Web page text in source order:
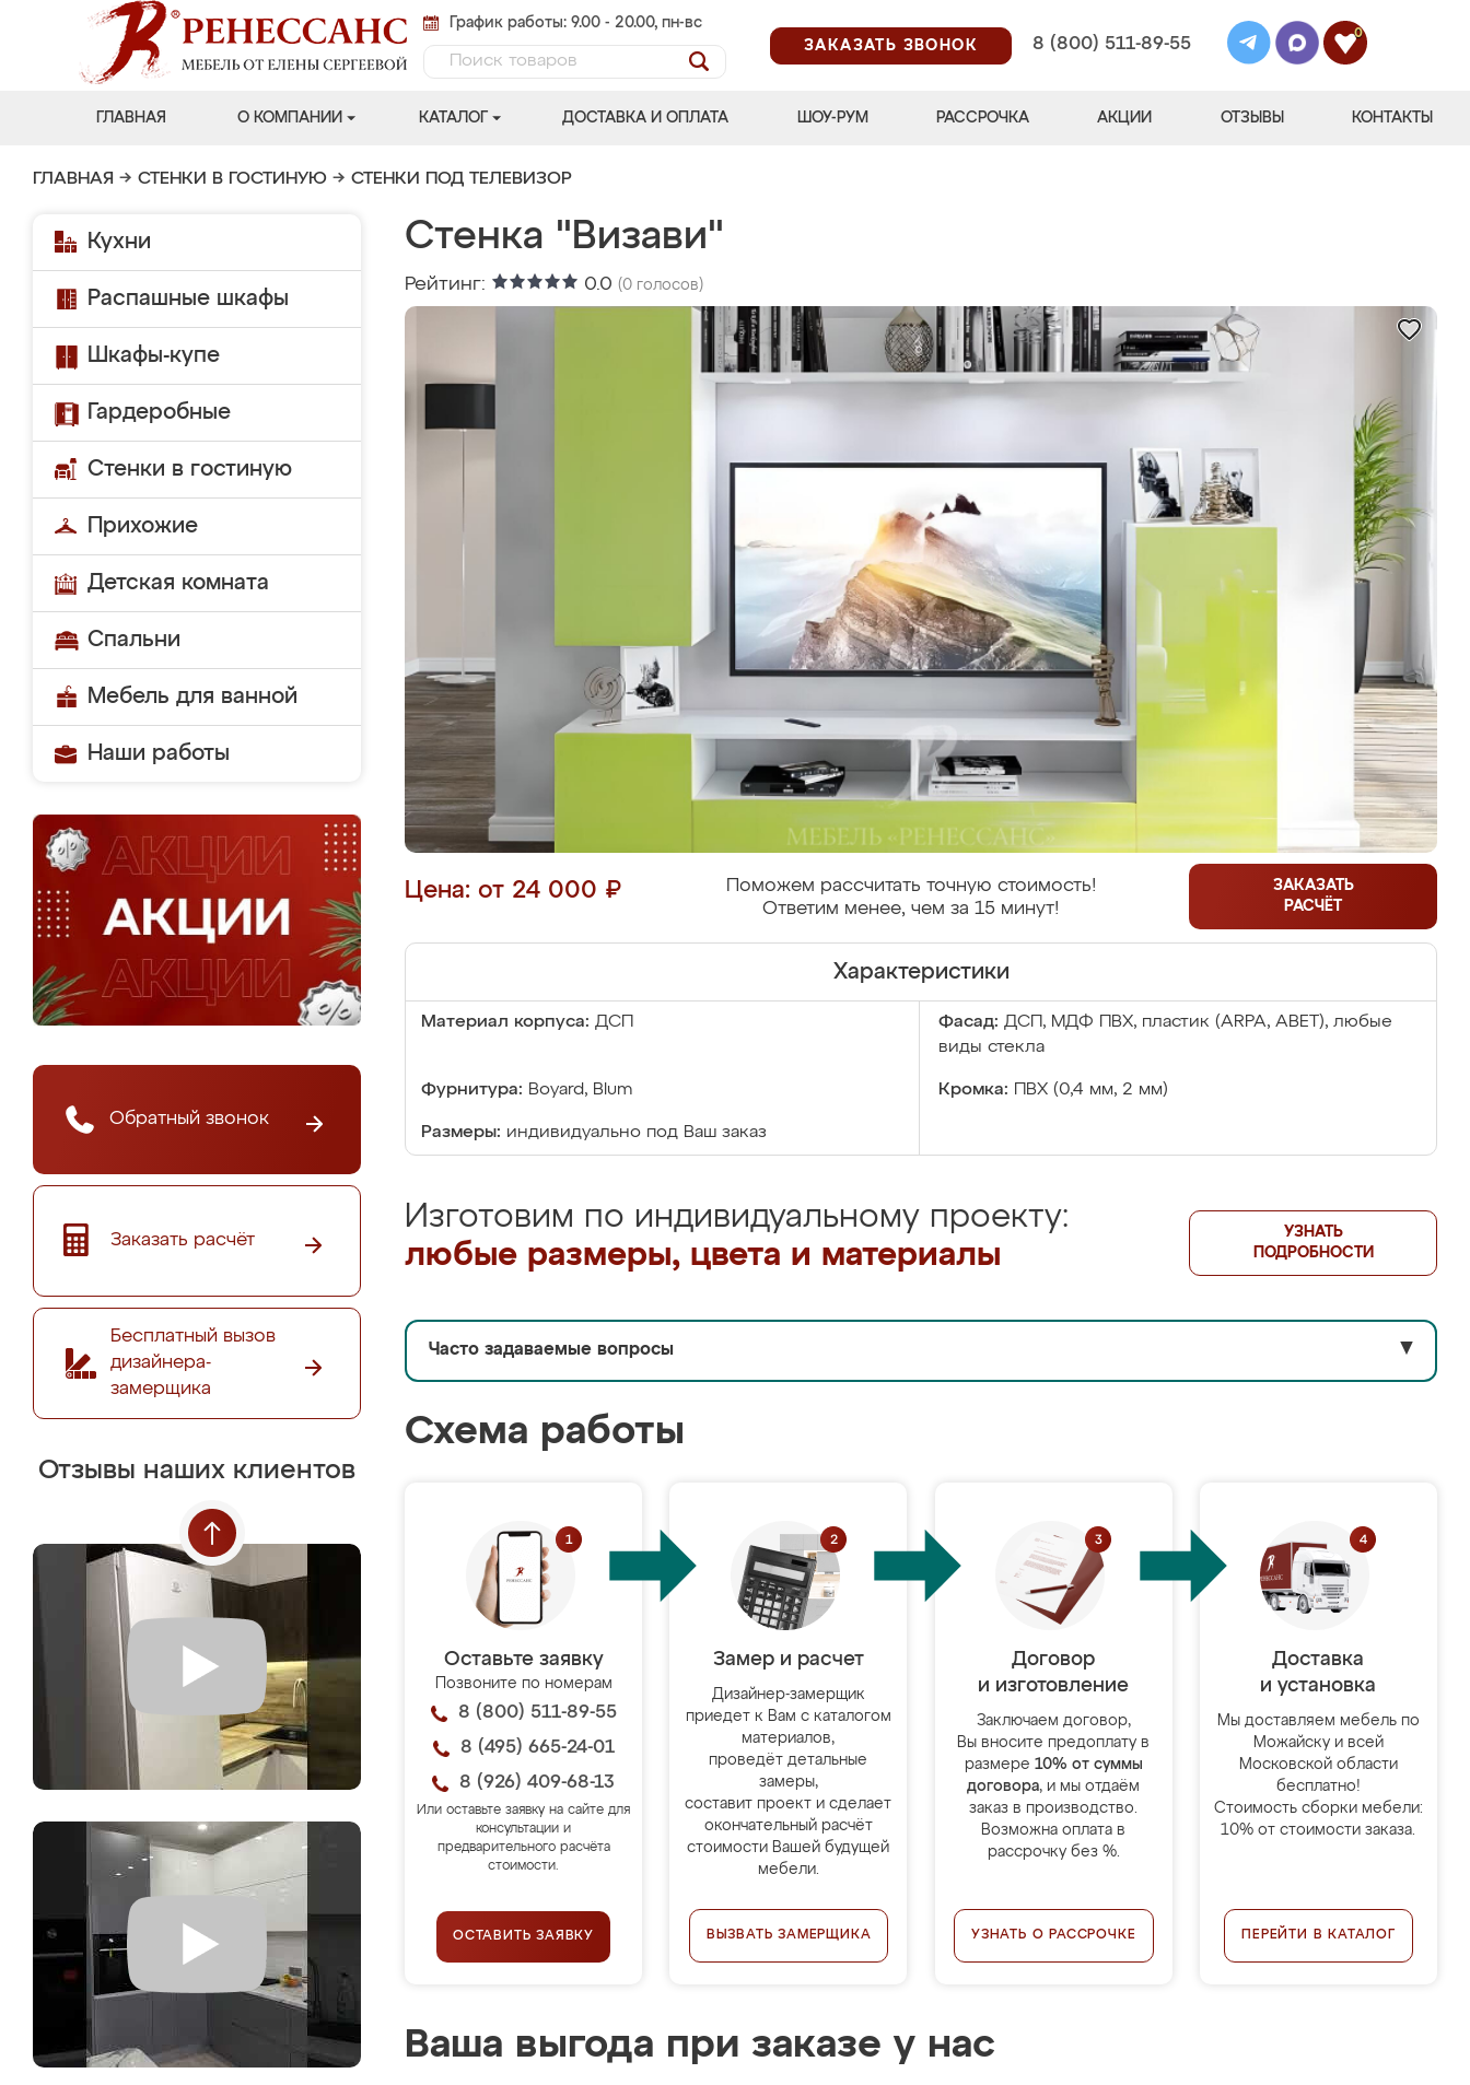
График работы: 9.00 - 20.00, пн-вс
ЗАКАЗАТЬ ЗВОНОК
8 (800) 511-89-55
0
ГЛАВНАЯ О КОМПАНИИ КАТАЛОГ ДОСТАВКА И ОПЛАТА ШОУ-РУМ РАССРОЧКА АКЦИИ ОТЗЫВЫ КОНТАКТЫ
ГЛАВНАЯ → СТЕНКИ В ГОСТИНУЮ → СТЕНКИ ПОД ТЕЛЕВИЗОР
Кухни
Распашные шкафы
Шкафы-купе
Гардеробные
Стенки в гостиную
Прихожие
Детская комната
Спальни
Мебель для ванной
Наши работы
Обратный звонок
Заказать расчёт
Бесплатный вызов
дизайнера-
замерщика
Отзывы наших клиентов
Стенка "Визави"
Рейтинг: 0.0 (0 голосов)
Цена: от 24 000 ₽
Поможем рассчитать точную стоимость!
Ответим менее, чем за 15 минут!
ЗАКАЗАТЬ
РАСЧЁТ
Характеристики
Материал корпуса: ДСП Фасад: ДСП, МДФ ПВХ, пластик (ARPA, ABET), любые
виды стекла
Фурнитура: Boyard, Blum Кромка: ПВХ (0,4 мм, 2 мм)
Размеры: индивидуально под Ваш заказ
Изготовим по индивидуальному проекту:
любые размеры, цвета и материалы
УЗНАТЬ
ПОДРОБНОСТИ
Часто задаваемые вопросы ▼
Схема работы
Оставьте заявку
Позвоните по номерам
8 (800) 511-89-55
8 (495) 665-24-01
8 (926) 409-68-13
Или оставьте заявку на сайте для
консультации и
предварительного расчёта
стоимости.
ОСТАВИТЬ ЗАЯВКУ
Замер и расчет
Дизайнер-замерщик
приедет к Вам с каталогом
материалов,
проведёт детальные
замеры,
составит проект и сделает
окончательный расчёт
стоимости Вашей будущей
мебели.
ВЫЗВАТЬ ЗАМЕРЩИКА
Договор
и изготовление
Заключаем договор,
Вы вносите предоплату в
размере 10% от суммы
договора, и мы отдаём
заказ в производство.
Возможна оплата в
рассрочку без %.
УЗНАТЬ О РАССРОЧКЕ
Доставка
и установка
Мы доставляем мебель по
Можайску и всей
Московской области
бесплатно!
Стоимость сборки мебели:
10% от стоимости заказа.
ПЕРЕЙТИ В КАТАЛОГ
Ваша выгода при заказе у нас